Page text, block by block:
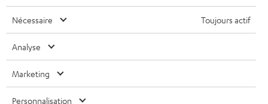
ULTIMA
ÉCOUTEURS INTRA-AURICULAIRES
FANSHOP
NOUVEAUTÉS
POLOGNE
ITALIE
Sous réserve de modifications techniques, de fautes de frappe et d’autres
erreurs. Les accessoires figurant sur l’image ne font pas partie du contenu de
Nécessaire Toujours actif
Analyse
Marketing
Personnalisation